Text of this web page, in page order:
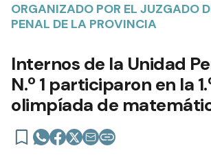
ORGANIZADO POR EL JUZGADO
PENAL DE LA PROVINCIA
Internos de la Unidad
N.º 1 participaron en la
olimpíada de